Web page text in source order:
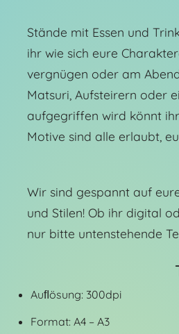
Stände mit Essen und
ihr wie sich eure
vergnügen oder am
Matsuri, Aufsteirern oder
aufgegriffen wird könnt
Motive sind alle erlaubt,
Wir sind gespannt auf
und Stilen! Ob ihr digital
nur bitte untenstehende
Auﬂösung: 300dpi
Format: A4 – A3